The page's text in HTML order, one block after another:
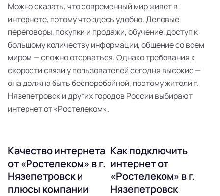
Можно сказать, что современный мир живет в
интернете, потому что здесь удобно. Деловые
переговоры, покупки и продажи, обучение, доступ к
большому количеству информации, общение со всем
миром — сложно оторваться. Однако требования к
скорости связи у пользователей сегодня высокие —
она должна быть бесперебойной, поэтому жители г.
Нязепетровск и других городов России выбирают
интернет от «Ростелеком».
Качество интернета
от «Ростелеком» в г.
Нязепетровск и
плюсы компании
Как подключить
интернет от
«Ростелеком» в г.
Нязепетровск